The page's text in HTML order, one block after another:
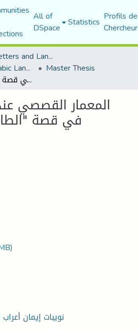
All of
DSpace Statistics Profils
Faculty of Letters and Languages
Department of Arabic Language and Literature Master Thesis
المعمار القصصي عند الطاهر وطار في قصة "الطاحونة" أنموذجا
المعمار القصصي
في قصة
نويبات إيمان